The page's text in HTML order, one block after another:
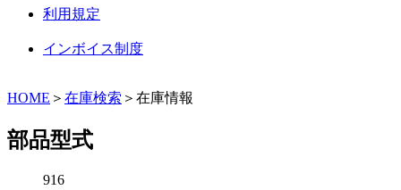
利用規定
インボイス制度
HOME ＞ 在庫検索 ＞在庫情報
部品型式
916